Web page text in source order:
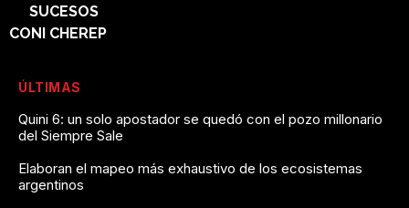
SUCESOS
CONI CHEREP
ÚLTIMAS
Quini 6: un solo apostador se quedó con el pozo millonario
del Siempre Sale
Elaboran el mapeo más exhaustivo de los ecosistemas
argentinos